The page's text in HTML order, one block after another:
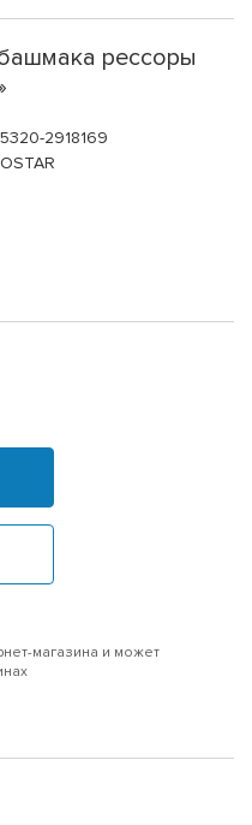
рессоры
2918169
магазина и может